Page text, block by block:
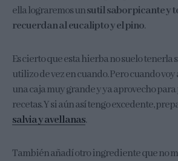
ella lograremos unsutil sabor picante y
recuerdan al eucalipto y el pino.
Es cierto que esta hierba no suelo tenerla
utilizo de vez en cuando. Pero cuando voy
una caja muy grande y ya aprovecho
recetas. Y si aún así tengo excedente,
salvia y avellanas.
También añadí otro ingrediente que no